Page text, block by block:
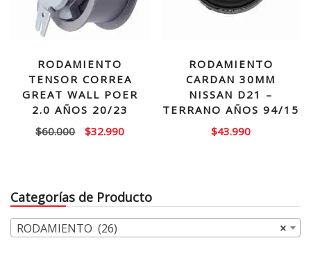
RODAMIENTO
TENSOR CORREA
GREAT WALL POER
2.0 AÑOS 20/23
$60.000
El
$60.000.
$32.990El
$32.990.
RODAMIENTO
CARDAN 30MM
NISSAN D21 –
TERRANO AÑOS 94/15
$43.990
Categorías de Producto
×
RODAMIENTO (26)